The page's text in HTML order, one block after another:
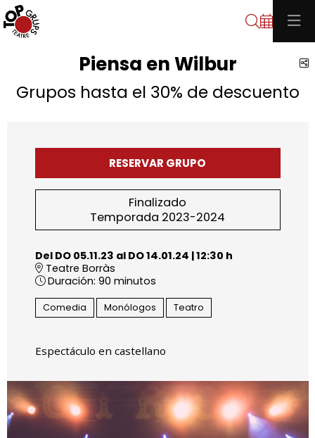
Buscar
Piensa en Wilbur
Grupos hasta el 30% de descuento
RESERVAR GRUPO
Finalizado
Temporada 2023-2024
Del DO 05.11.23 al DO 14.01.24 |12:30 h
Teatre Borràs
Duración: 90 minutos
Comedia Monólogos Teatro
Espectáculo en castellano